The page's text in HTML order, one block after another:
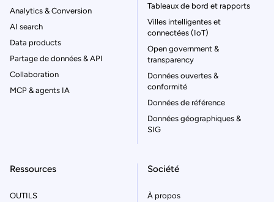
Analytics & Conversion
AI search
Data products
Partage de données & API
Collaboration
MCP & agents IA
Tableaux de bord et rapports
Villes intelligentes et
connectées (IoT)
Open government &
transparency
Données ouvertes &
conformité
Données de référence
Données géographiques &
SIG
Ressources
OUTILS
Société
À propos